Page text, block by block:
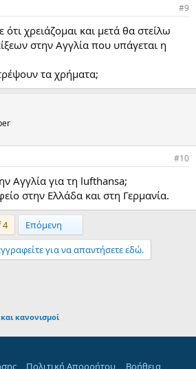
#9
χρειάζομαι και μετά θα στείλω
στην Αγγλία που υπάγεται η
τα χρήματα;
#10
Αγγλία για τη lufthansa;
στην Ελλάδα και στη Γερμανία.
4 Επόμενη
για να απαντήσετε εδώ.
κανονισμοί
Πολιτική Απορρήτου Βοήθεια